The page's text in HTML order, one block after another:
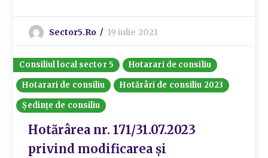
Sector5.ro 19 iulie 2021
Consiliul local sector 5
Hotarari de consiliu
Hotarari de consiliu
Hotărâri de consiliu 2023
Ședințe de consiliu
Hotărârea nr. 171/31.07.2023
privind modificarea și